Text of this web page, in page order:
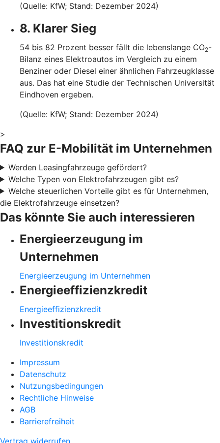
(Quelle: KfW; Stand: Dezember 2024)
8. Klarer Sieg
54 bis 82 Prozent besser fällt die lebenslange CO2-
Bilanz eines Elektroautos im Vergleich zu einem
Benziner oder Diesel einer ähnlichen Fahrzeugklasse
aus. Das hat eine Studie der Technischen Universität
Eindhoven ergeben.
(Quelle: KfW; Stand: Dezember 2024)
>
FAQ zur E-Mobilität im Unternehmen
Werden Leasingfahrzeuge gefördert?
Welche Typen von Elektrofahrzeugen gibt es?
Welche steuerlichen Vorteile gibt es für Unternehmen,
die Elektrofahrzeuge einsetzen?
Das könnte Sie auch interessieren
Energieerzeugung im
Unternehmen
Energieerzeugung im Unternehmen
Energieeffizienzkredit
Energieeffizienzkredit
Investitionskredit
Investitionskredit
Impressum
Datenschutz
Nutzungsbedingungen
Rechtliche Hinweise
AGB
Barrierefreiheit
Vertrag widerrufen